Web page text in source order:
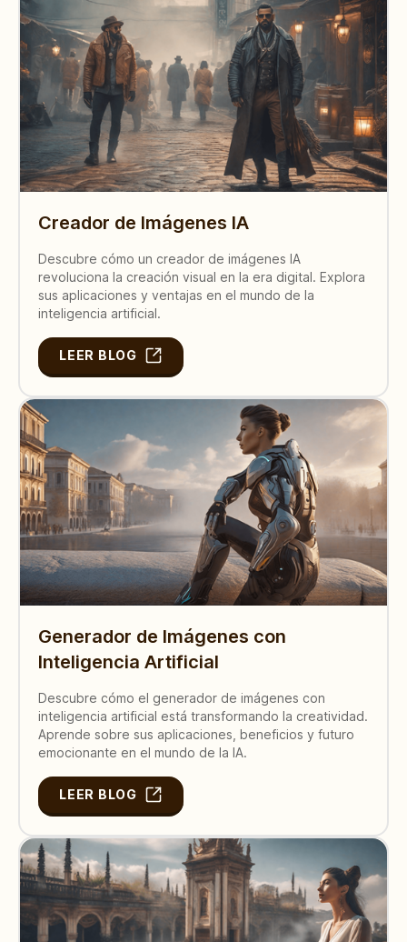
Creador de Imágenes IA
Descubre cómo un creador de imágenes IA
revoluciona la creación visual en la era digital. Explora
sus aplicaciones y ventajas en el mundo de la
inteligencia artificial.
LEER BLOG
Generador de Imágenes con
Inteligencia Artificial
Descubre cómo el generador de imágenes con
inteligencia artificial está transformando la creatividad.
Aprende sobre sus aplicaciones, beneficios y futuro
emocionante en el mundo de la IA.
LEER BLOG